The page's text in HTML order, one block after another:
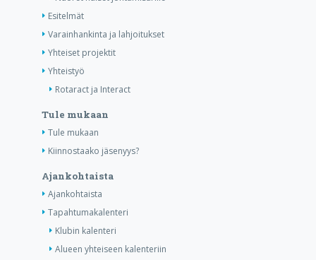
Esitelmät
Varainhankinta ja lahjoitukset
Yhteiset projektit
Yhteistyö
Rotaract ja Interact
Tule mukaan
Tule mukaan
Kiinnostaako jäsenyys?
Ajankohtaista
Ajankohtaista
Tapahtumakalenteri
Klubin kalenteri
Alueen yhteiseen kalenteriin